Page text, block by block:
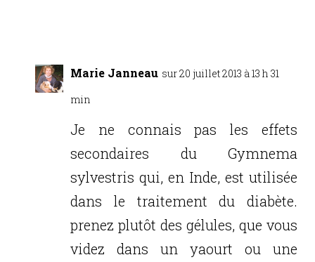
Marie Janneau sur 20 juillet 2013 à 13 h 31
min
Je ne connais pas les effets
secondaires du Gymnema
sylvestris qui, en Inde, est utilisée
dans le traitement du diabète.
prenez plutôt des gélules, que vous
videz dans un yaourt ou une